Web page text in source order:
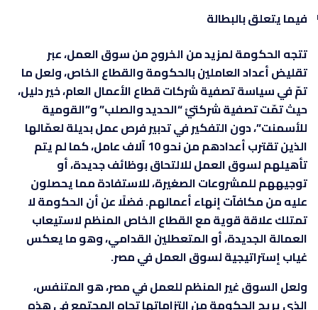
فيما يتعلق بالبطالة
تتجه الحكومة لمزيد من الخروج من سوق العمل، عبر
تقليض أعداد العاملين بالحكومة والقطاع الخاص، ولعل ما
تمّ في سياسة تصفية شركات قطاع الأعمال العام، خير دليل،
حيث تمّت تصفية شركتيْ “الحديد والصلب” و”القومية
للأسمنت”، دون التفكير في تدبير فرص عمل بديلة لعمّالها
الذين تقترب أعدادهم من نحو 10 آلاف عامل، كما لم يتم
تأهيلهم لسوق العمل للالتحاق بوظائف جديدة، أو
توجيههم للمشروعات الصغيرة، للاستفادة مما يحصلون
عليه من مكافآت إنهاء أعمالهم. فضلًا عن أن الحكومة لا
تمتلك علاقة قوية مع القطاع الخاص المنظم لاستيعاب
العمالة الجديدة، أو المتعطلين القدامي، وهو ما يعكس
غياب إستراتيجية لسوق العمل في مصر.
ولعل السوق غير المنظم للعمل في مصر، هو المتنفس،
الذي يريح الحكومة من التزاماتها تجاه المجتمع في هذه